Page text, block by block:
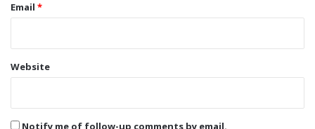
Email *
Website
Notify me of follow-up comments by email.